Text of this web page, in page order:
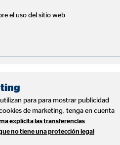
centros médicos y 200
llega a acuerdos con los
para asesorar que se
tienes un médico disponible
los productos más
Adeslas.
el uso del sitio web
para para mostrar publicidad
de marketing, tenga en cuenta
explícita las transferencias
no tiene una protección legal